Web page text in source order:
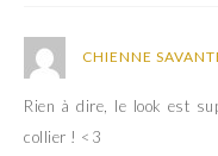
e
) e
CHIENNE
Rien à dire, le look est
collier ! <3